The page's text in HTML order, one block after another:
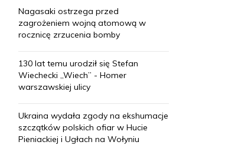
Nagasaki ostrzega przed
zagrożeniem wojną atomową w
rocznicę zrzucenia bomby
130 lat temu urodził się Stefan
Wiechecki „Wiech” - Homer
warszawskiej ulicy
Ukraina wydała zgody na ekshumacje
szczątków polskich ofiar w Hucie
Pieniackiej i Ugłach na Wołyniu